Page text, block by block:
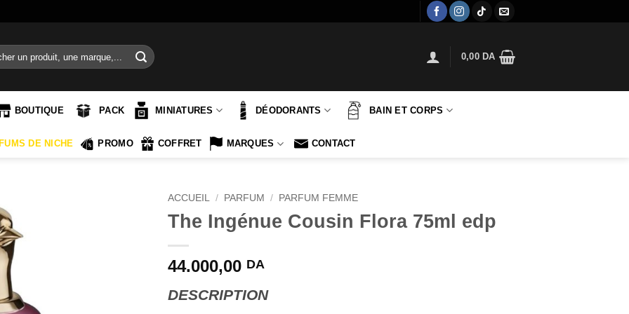
0,00 DA
BOUTIQUE PACK MINIATURES DÉODORANTS BAIN ET CORPS
DE NICHE PROMO COFFRET MARQUES CONTACT
ACCUEIL / PARFUM / PARFUM FEMME
The Ingénue Cousin Flora 75ml edp
44.000,00 DA
DESCRIPTION